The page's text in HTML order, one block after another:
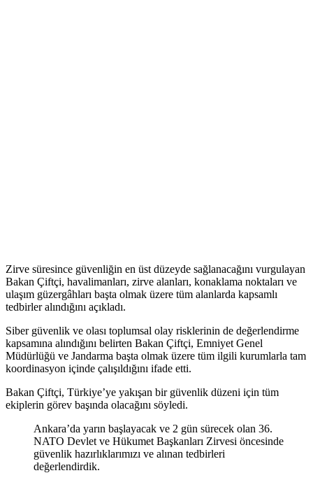
Zirve süresince güvenliğin en üst düzeyde sağlanacağını vurgulayan
Bakan Çiftçi, havalimanları, zirve alanları, konaklama noktaları ve
ulaşım güzergâhları başta olmak üzere tüm alanlarda kapsamlı
tedbirler alındığını açıkladı.
Siber güvenlik ve olası toplumsal olay risklerinin de değerlendirme
kapsamına alındığını belirten Bakan Çiftçi, Emniyet Genel
Müdürlüğü ve Jandarma başta olmak üzere tüm ilgili kurumlarla tam
koordinasyon içinde çalışıldığını ifade etti.
Bakan Çiftçi, Türkiye’ye yakışan bir güvenlik düzeni için tüm
ekiplerin görev başında olacağını söyledi.
Ankara’da yarın başlayacak ve 2 gün sürecek olan 36.
NATO Devlet ve Hükumet Başkanları Zirvesi öncesinde
güvenlik hazırlıklarımızı ve alınan tedbirleri
değerlendirdik.